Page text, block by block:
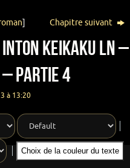
] Chapitre suivant
Keikaku LN –
– Partie 4
à 13:20
Choix de la couleur du texte